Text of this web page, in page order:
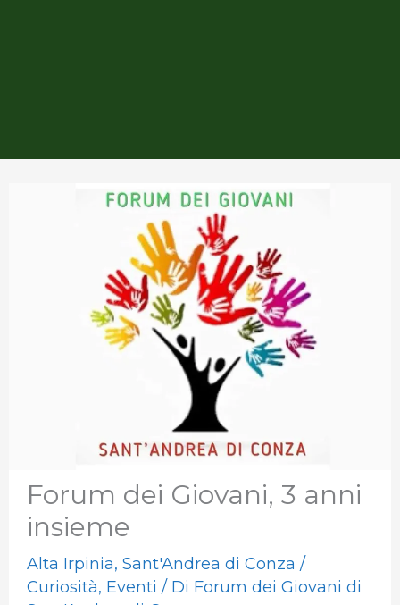
Forum dei Giovani, 3 anni
insieme
Alta Irpinia, Sant'Andrea di Conza /
Curiosità, Eventi / Di Forum dei Giovani di